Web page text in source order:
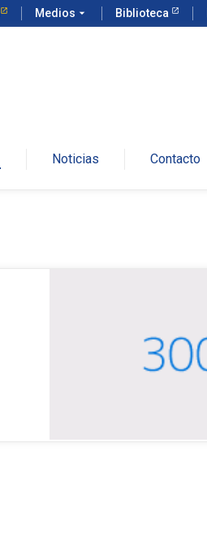
Medios arrow_drop_down Biblioteca
Noticias Contacto